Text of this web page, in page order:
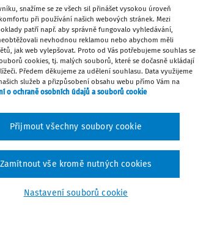
Pro kapitolu školství
šla na platy učitelů.
procent.
náklady v regionálním
2013. O 100 milionů
zvýšení počtu dětí,
ale umožní také
jako jsou například
zejména na učebnice
předpoklad pro
Oblíbené
Stáhnout
snažíme se ze všech sil přinášet vysokou úroveň
při používání našich webových stránek. Mezi
patří např. aby správně fungovalo vyhledávání,
nevhodnou reklamou nebo abychom měli
jak web vylepšovat. Proto od Vás potřebujeme souhlas se
cookies, tj. malých souborů, které se dočasně ukládají
Předem děkujeme za udělení souhlasu. Data využijeme
služeb a přizpůsobení obsahu webu přímo Vám na
o ochraně osobních údajů a souborů cookie
Nastavení souborů cookie
Zamítnout vše kromě nutných cookies
Přijmout všechny soubory cookie